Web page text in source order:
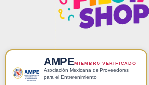
AMPE MIEMBRO VERIFICADO
Asociación Mexicana de Proveedores
para el Entretenimiento